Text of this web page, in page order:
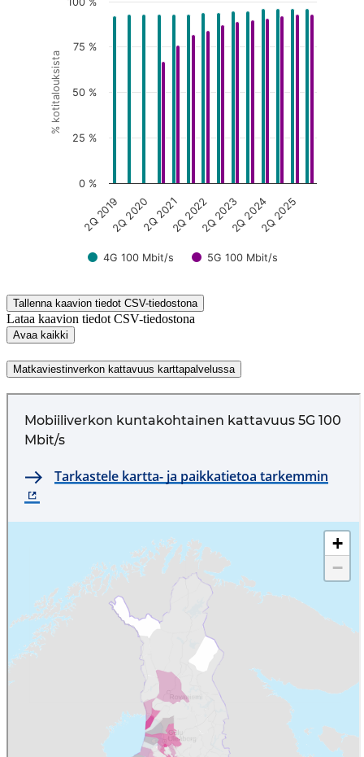
% kotitalouksista
4G 100 Mbit/s 5G 100 Mbit/s
2Q 20192Q 20202Q 20212Q 20222Q 20232Q 20242Q 2025
0 %
25 %
50 %
75 %
Tallenna kaavion tiedot CSV-tiedostona
Lataa kaavion tiedot CSV-tiedostona
Avaa kaikki
Matkaviestinverkon kattavuus karttapalvelussa